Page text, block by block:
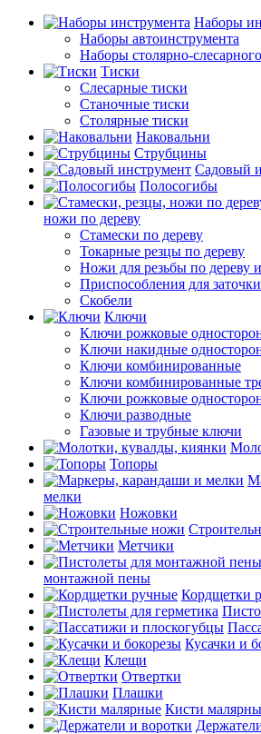
Наборы
Наборы автоинструмента
Наборы столярно-
Тиски
Слесарные тиски
Станочные тиски
Столярные тиски
Наковальни
Струбцины
Садовый
Полосогибы
ножи по дереву
Стамески по дереву
Токарные резцы по дереву
Ножи для резьбы по дереву
Приспособления для
Скобели
Ключи
Ключи рожковые
Ключи накидные
Ключи комбинированные
Ключи комбинированные
Ключи рожковые
Ключи разводные
Газовые и трубные ключи
Топоры
мелки
Ножовки
Метчики
монтажной пены
Кордщетки
Кусачки и
Клещи
Отвертки
Плашки
Кисти